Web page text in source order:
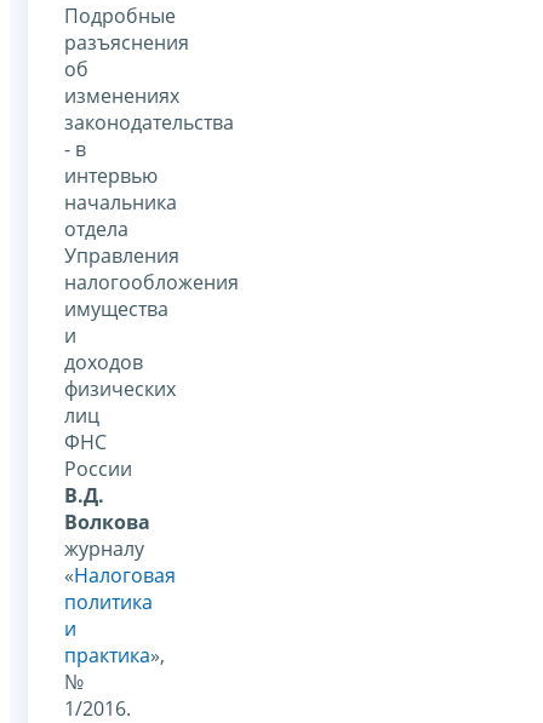
Подробные
разъяснения
об
изменениях
законодательства
- в
интервью
начальника
отдела
Управления
налогообложения
имущества
и
доходов
физических
лиц
ФНС
России
В.Д.
Волкова
журналу
«Налоговая
политика
и
практика»,
№
1/2016.